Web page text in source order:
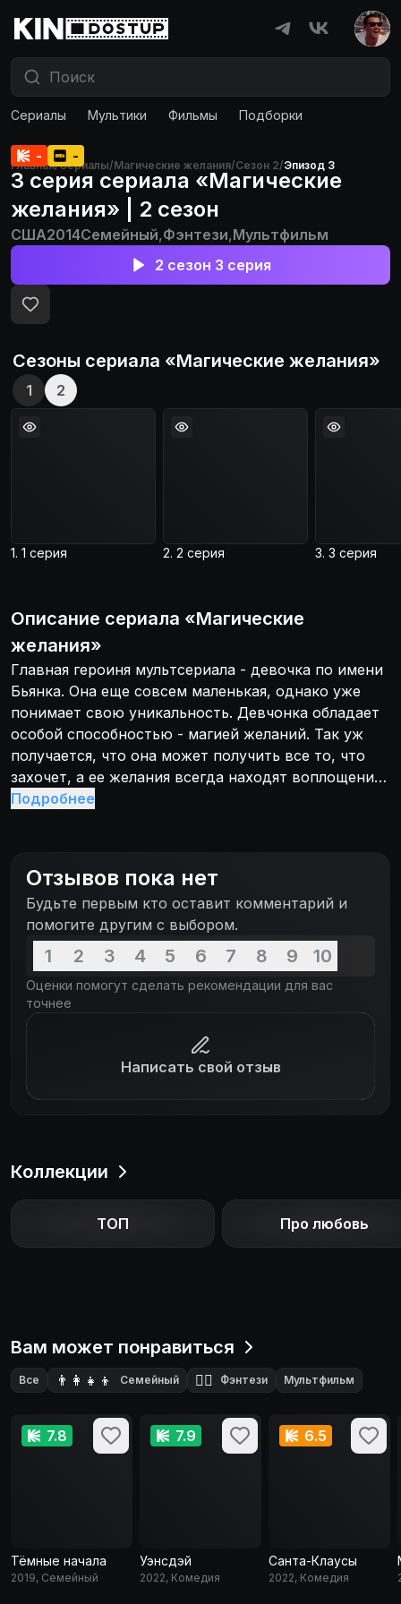
Сериалы Мультики Фильмы Подборки
Главная/Сериалы/Магические желания/Сезон 2/Эпизод 3
- -
3 серия сериала «Магические
желания» | 2 сезон
США2014Семейный,Фэнтези,Мультфильм
2 сезон 3 серия
Сезоны сериала «Магические желания»
1 2
1. 1 серия 2. 2 серия 3. 3 серия
Описание сериала «Магические
желания»
Главная героиня мультсериала - девочка по имени
Бьянка. Она еще совсем маленькая, однако уже
понимает свою уникальность. Девчонка обладает
особой способностью - магией желаний. Так уж
получается, что она может получить все то, что
захочет, а ее желания всегда находят воплощения.
Казалось бы, героиня может теперь пожелать все,
Бьянке помогать остальным и нести добро в наш
мир! Какие приключения ждут оптимистичную
добрую героиню? Давайте же посмотрим этот
красочный мультсериал вместе!
Подробнее
Отзывов пока нет
Будьте первым кто оставит комментарий и
помогите другим с выбором.
1 2 3 4 5 6 7 8 9 10
Оценки помогут сделать рекомендации для вас
точнее
Написать свой отзыв
Коллекции
ТОП Про любовь
Вам может понравиться
Все 👨‍👩‍👧‍👦 Семейный 🧙‍♂️ Фэнтези Мультфильм
7.8
Тёмные начала
2019, Семейный
7.9
Уэнсдэй
2022, Комедия
6.5
Санта-Клаусы
2022, Комедия